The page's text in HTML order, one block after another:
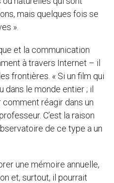
mais quelques fois se
».
et la communication
à travers Internet – il
frontières. « Si un film qui
dans le monde entier ; il
réagir dans un
C’est la raison
de ce type a un
une mémoire annuelle,
et, surtout, il pourrait